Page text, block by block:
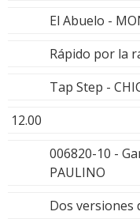
El Abuelo -
Rápido por la
Tap Step -
12.00
006820-10 -
PAULINO
Dos versiones